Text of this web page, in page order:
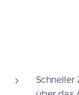
Schneller